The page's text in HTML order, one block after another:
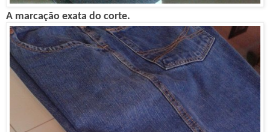
A marcação exata do corte.